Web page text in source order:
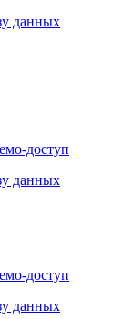
данных
доступ
данных
доступ
данных